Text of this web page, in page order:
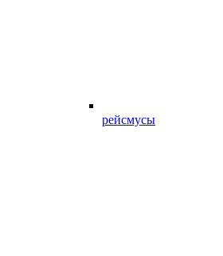
рейсмусы